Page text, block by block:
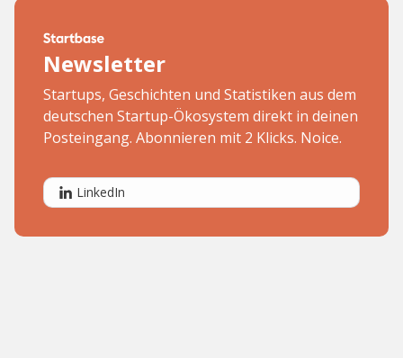
Newsletter
Startups, Geschichten und Statistiken aus dem
deutschen Startup-Ökosystem direkt in deinen
Posteingang. Abonnieren mit 2 Klicks. Noice.
LinkedIn